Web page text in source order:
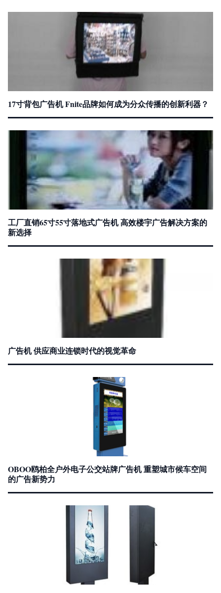
17寸背包广告机 Fnite品牌如何成为分众传播的创新利器？
工厂直销65寸55寸落地式广告机 高效楼宇广告解决方案的
新选择
广告机 供应商业连锁时代的视觉革命
OBOO鸥柏全户外电子公交站牌广告机 重塑城市候车空间
的广告新势力